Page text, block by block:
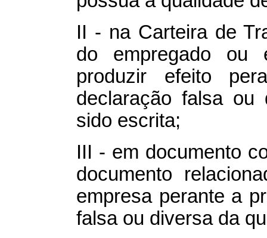
II - na Carteira de
do empregado ou
produzir efeito
declaração falsa
sido escrita;
III - em documento
documento
empresa perante a
falsa ou diversa da